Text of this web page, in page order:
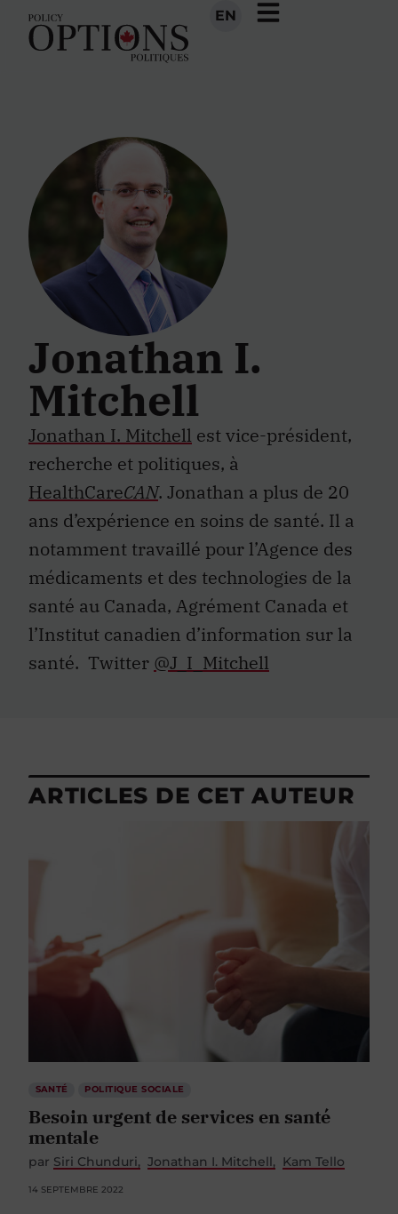
EN
Jonathan I.
Mitchell
Jonathan I. Mitchell est vice-président,
recherche et politiques, à
HealthCareCAN. Jonathan a plus de 20
ans d’expérience en soins de santé. Il a
notamment travaillé pour l’Agence des
médicaments et des technologies de la
santé au Canada, Agrément Canada et
l’Institut canadien d’information sur la
santé. Twitter @J_I_Mitchell
ARTICLES DE CET AUTEUR
SANTÉ POLITIQUE SOCIALE
Besoin urgent de services en santé
mentale
par Siri Chunduri Jonathan I. Mitchell Kam Tello
14 SEPTEMBRE 2022